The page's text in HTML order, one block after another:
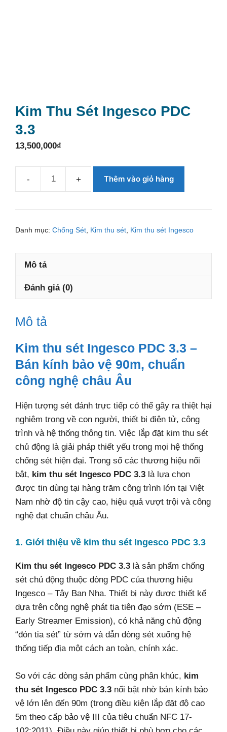
Kim Thu Sét Ingesco PDC
3.3
13,500,000₫
sét
Ingesco
3.3
Thêm vào giỏ hàng
Danh mục: Chống Sét, Kim thu sét, Kim thu sét Ingesco
Mô tả
Đánh giá (0)
Mô tả
Kim thu sét Ingesco PDC 3.3 –
Bán kính bảo vệ 90m, chuẩn
công nghệ châu Âu
Hiện tượng sét đánh trực tiếp có thể gây ra thiệt hại
nghiêm trọng về con người, thiết bị điện tử, công
trình và hệ thống thông tin. Việc lắp đặt kim thu sét
chủ động là giải pháp thiết yếu trong mọi hệ thống
chống sét hiện đại. Trong số các thương hiệu nổi
bật, kim thu sét Ingesco PDC 3.3 là lựa chọn
được tin dùng tại hàng trăm công trình lớn tại Việt
Nam nhờ độ tin cậy cao, hiệu quả vượt trội và công
nghệ đạt chuẩn châu Âu.
1. Giới thiệu về kim thu sét Ingesco PDC 3.3
Kim thu sét Ingesco PDC 3.3 là sản phẩm chống
sét chủ động thuộc dòng PDC của thương hiệu
Ingesco – Tây Ban Nha. Thiết bị này được thiết kế
dựa trên công nghệ phát tia tiên đạo sớm (ESE –
Early Streamer Emission), có khả năng chủ động
“đón tia sét” từ sớm và dẫn dòng sét xuống hệ
thống tiếp địa một cách an toàn, chính xác.
So với các dòng sản phẩm cùng phân khúc, kim
thu sét Ingesco PDC 3.3 nổi bật nhờ bán kính bảo
vệ lớn lên đến 90m (trong điều kiện lắp đặt độ cao
5m theo cấp bảo vệ III của tiêu chuẩn NFC 17-